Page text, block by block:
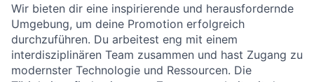
Wir bieten dir eine inspirierende und herausfordernde
Umgebung, um deine Promotion erfolgreich
durchzuführen. Du arbeitest eng mit einem
interdisziplinären Team zusammen und hast Zugang zu
modernster Technologie und Ressourcen. Die